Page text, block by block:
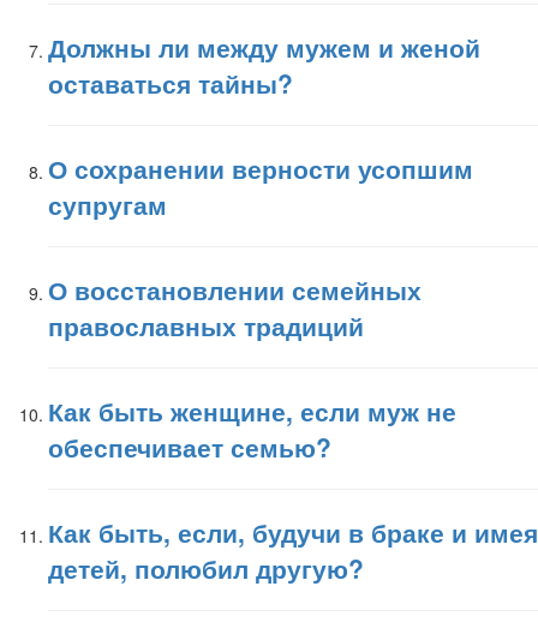
Должны ли между мужем и женой
оставаться тайны?
О сохранении верности усопшим
супругам
О восстановлении семейных
православных традиций
Как быть женщине, если муж не
обеспечивает семью?
Как быть, если, будучи в браке и имея
детей, полюбил другую?